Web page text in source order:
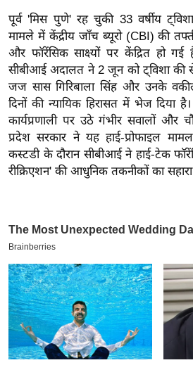
त
वि
शे
ष
ज्ञ
रा
य
ब
ज
ट
क्रि
के
ट
I
P
2
पूर्व 'मिस पुणे' रह चुकी 33 वर्षीय
मामले में केंद्रीय जाँच ब्यूरो (CBI) की
और फॉरेंसिक साक्ष्यों पर केंद्रित हो
सीबीआई अदालत ने 2 जून को ट्विशा की
जज सास गिरिबाला सिंह और उनके
दिनों की न्यायिक हिरासत में भेज दिया
कार्यप्रणाली पर उठे गंभीर सवालों और
प्रदेश सरकार ने यह हाई-प्रोफाइल
कस्टडी के दौरान सीबीआई ने हाई-टेक
रीक्रिएशन' की आधुनिक तकनीकों का सहारा